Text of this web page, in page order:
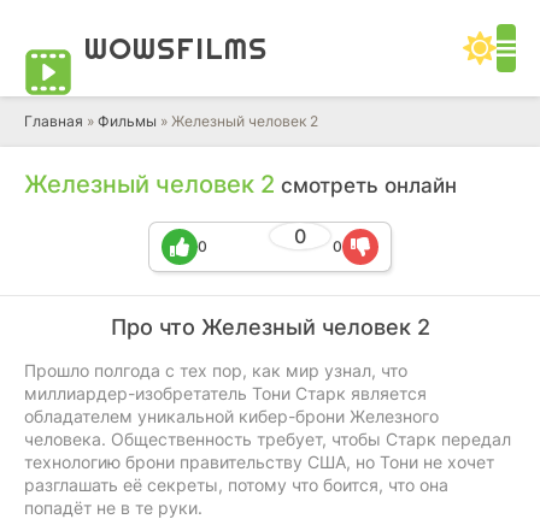
WOWSFILMS
Главная » Фильмы » Железный человек 2
Железный человек 2 смотреть онлайн
0
0 0
Про что Железный человек 2
Прошло полгода с тех пор, как мир узнал, что
миллиардер-изобретатель Тони Старк является
обладателем уникальной кибер-брони Железного
человека. Общественность требует, чтобы Старк передал
технологию брони правительству США, но Тони не хочет
разглашать её секреты, потому что боится, что она
попадёт не в те руки.